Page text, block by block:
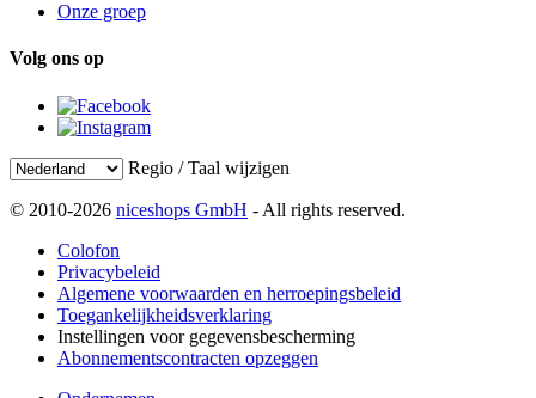
Onze groep
Volg ons op
Regio / Taal wijzigen
© 2010-2026 niceshops GmbH - All rights reserved.
Colofon
Privacybeleid
Algemene voorwaarden en herroepingsbeleid
Toegankelijkheidsverklaring
Instellingen voor gegevensbescherming
Abonnementscontracten opzeggen